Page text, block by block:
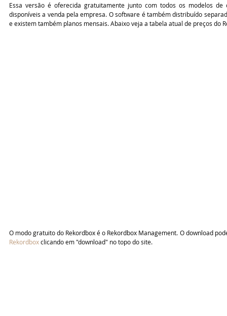
Essa versão é oferecida gratuitamente junto com todos os modelos de
disponíveis a venda pela empresa. O software é também distribuído
e existem também planos mensais. Abaixo veja a tabela atual de preços do
Rekordbox clicando em "download" no topo do site.